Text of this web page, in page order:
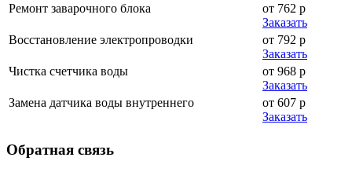
Ремонт заварочного блока
от 762 р
Заказать
Восстановление электропроводки
от 792 р
Заказать
Чистка счетчика воды
от 968 р
Заказать
Замена датчика воды внутреннего
от 607 р
Заказать
Обратная связь